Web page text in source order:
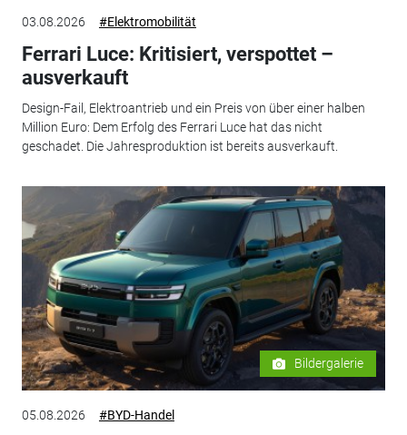
03.08.2026 #Elektromobilität
Ferrari Luce: Kritisiert, verspottet –
ausverkauft
Design-Fail, Elektroantrieb und ein Preis von über einer halben
Million Euro: Dem Erfolg des Ferrari Luce hat das nicht
geschadet. Die Jahresproduktion ist bereits ausverkauft.
Bildergalerie
05.08.2026 #BYD-Handel